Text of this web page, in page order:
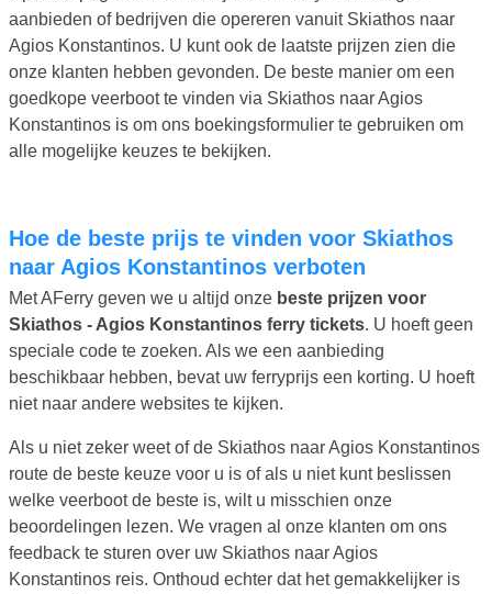
aanbieden of bedrijven die opereren vanuit Skiathos naar
Agios Konstantinos. U kunt ook de laatste prijzen zien die
onze klanten hebben gevonden. De beste manier om een
goedkope veerboot te vinden via Skiathos naar Agios
Konstantinos is om ons boekingsformulier te gebruiken om
alle mogelijke keuzes te bekijken.
Hoe de beste prijs te vinden voor Skiathos
naar Agios Konstantinos verboten
Met AFerry geven we u altijd onze beste prijzen voor
Skiathos - Agios Konstantinos ferry tickets. U hoeft geen
speciale code te zoeken. Als we een aanbieding
beschikbaar hebben, bevat uw ferryprijs een korting. U hoeft
niet naar andere websites te kijken.
Als u niet zeker weet of de Skiathos naar Agios Konstantinos
route de beste keuze voor u is of als u niet kunt beslissen
welke veerboot de beste is, wilt u misschien onze
beoordelingen lezen. We vragen al onze klanten om ons
feedback te sturen over uw Skiathos naar Agios
Konstantinos reis. Onthoud echter dat het gemakkelijker is